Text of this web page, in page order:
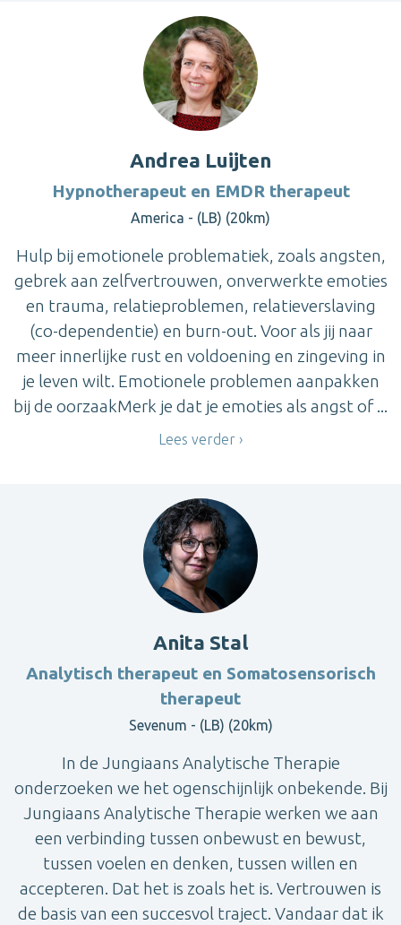
Andrea Luijten
Hypnotherapeut en EMDR therapeut
America - (LB) (20km)
Hulp bij emotionele problematiek, zoals angsten,
gebrek aan zelfvertrouwen, onverwerkte emoties
en trauma, relatieproblemen, relatieverslaving
(co-dependentie) en burn-out. Voor als jij naar
meer innerlijke rust en voldoening en zingeving in
je leven wilt. Emotionele problemen aanpakken
bij de oorzaakMerk je dat je emoties als angst of ...
Lees verder
Anita Stal
Analytisch therapeut en Somatosensorisch
therapeut
Sevenum - (LB) (20km)
In de Jungiaans Analytische Therapie
onderzoeken we het ogenschijnlijk onbekende. Bij
Jungiaans Analytische Therapie werken we aan
een verbinding tussen onbewust en bewust,
tussen voelen en denken, tussen willen en
accepteren. Dat het is zoals het is. Vertrouwen is
de basis van een succesvol traject. Vandaar dat ik